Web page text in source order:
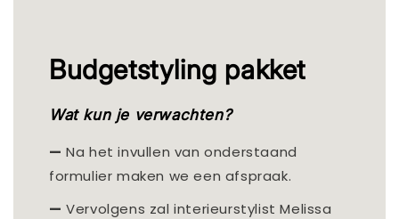
Budgetstyling pakket
Wat kun je verwachten?
— Na het invullen van onderstaand
formulier maken we een afspraak.
— Vervolgens zal interieurstylist Melissa